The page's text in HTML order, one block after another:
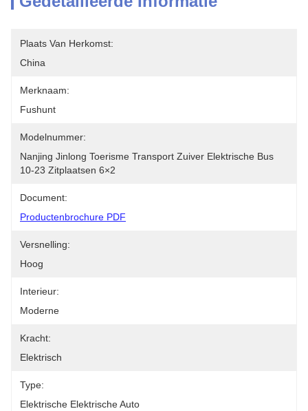
Plaats Van Herkomst:
China
Merknaam:
Fushunt
Modelnummer:
Nanjing Jinlong Toerisme Transport Zuiver Elektrische Bus
10-23 Zitplaatsen 6×2
Document:
Productenbrochure PDF
Versnelling:
Hoog
Interieur:
Moderne
Kracht:
Elektrisch
Type:
Elektrische Elektrische Auto